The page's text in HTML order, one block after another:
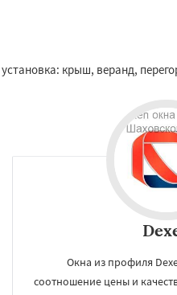
крыш, веранд,
Окна из профиля
соотношение цены и